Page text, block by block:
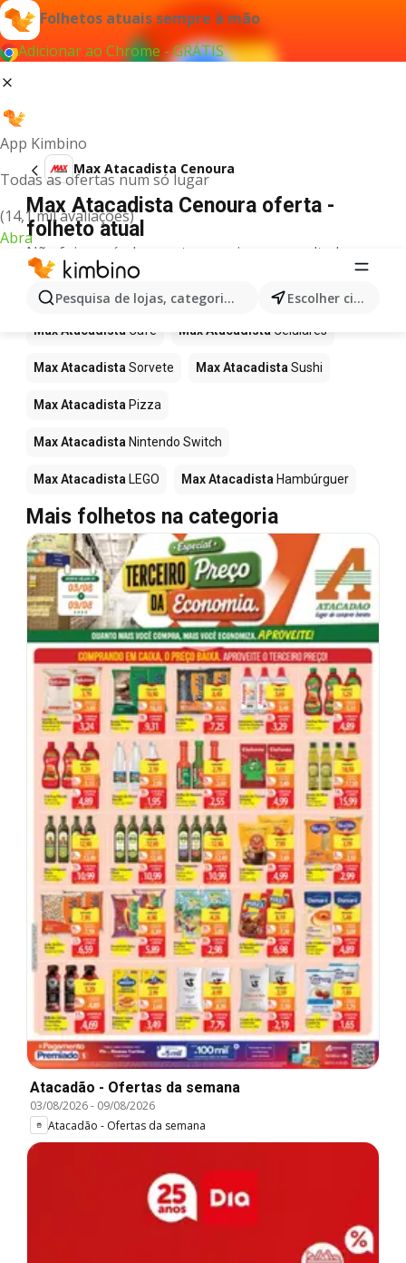
Folhetos atuais sempre à mão
Adicionar ao Chrome - GRÁTIS
App Kimbino
Todas as ofertas num só lugar
(14,1 mil avaliações)
Abra
Pesquisa de lojas, categorias,produtos... Escolher cidade
Max Atacadista Cenoura
Max Atacadista Cenoura oferta -
folheto atual
Não foi possível encontrar quaisquer resultados
para este termo.
Mais produtos em Max Atacadista
Max Atacadista Café Max Atacadista Celulares
Max Atacadista Sorvete Max Atacadista Sushi
Max Atacadista Pizza
Max Atacadista Nintendo Switch
Max Atacadista LEGO Max Atacadista Hambúrguer
Mais folhetos na categoria
Atacadão - Ofertas da semana
03/08/2026- 09/08/2026
Atacadão - Ofertas da semana